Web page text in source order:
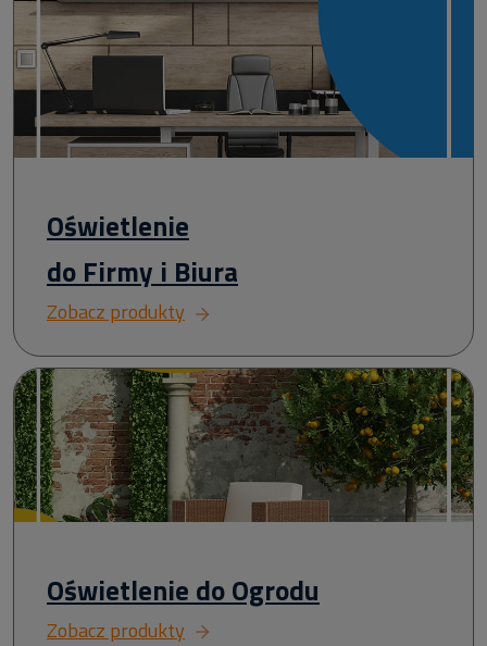
Oświetlenie
do Firmy i Biura
Zobacz produkty
Oświetlenie do Ogrodu
Zobacz produkty